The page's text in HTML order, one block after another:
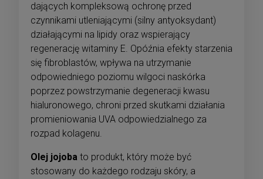
dających kompleksową ochronę przed
czynnikami utleniającymi (silny antyoksydant)
działającymi na lipidy oraz wspierający
regenerację witaminy E. Opóźnia efekty starzenia
się fibroblastów, wpływa na utrzymanie
odpowiedniego poziomu wilgoci naskórka
poprzez powstrzymanie degeneracji kwasu
hialuronowego, chroni przed skutkami działania
promieniowania UVA odpowiedzialnego za
rozpad kolagenu.
Olej jojoba to produkt, który może być
stosowany do każdego rodzaju skóry, a